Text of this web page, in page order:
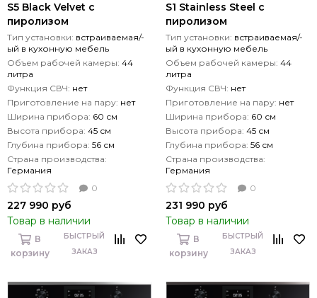
S5 Black Velvet с
пиролизом
Тип установки: встраиваемая/-
ый в кухонную мебель
Объем рабочей камеры: 44
литра
Функция СВЧ: нет
Приготовление на пару: нет
Ширина прибора: 60 см
Высота прибора: 45 см
Глубина прибора: 56 см
Страна производства:
Германия
0
227 990 руб
Товар в наличии
В
корзину
БЫСТРЫЙ
ЗАКАЗ
S1 Stainless Steel с
пиролизом
Тип установки: встраиваемая/-
ый в кухонную мебель
Объем рабочей камеры: 44
литра
Функция СВЧ: нет
Приготовление на пару: нет
Ширина прибора: 60 см
Высота прибора: 45 см
Глубина прибора: 56 см
Страна производства:
Германия
0
231 990 руб
Товар в наличии
В
корзину
БЫСТРЫЙ
ЗАКАЗ